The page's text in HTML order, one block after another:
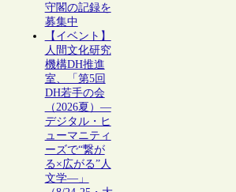
守閣の記録を
募集中
【イベント】
人間文化研究
機構DH推進
室、「第5回
DH若手の会
（2026夏）―
デジタル・ヒ
ューマニティ
ーズで“繋が
る×広がる”人
文学―」